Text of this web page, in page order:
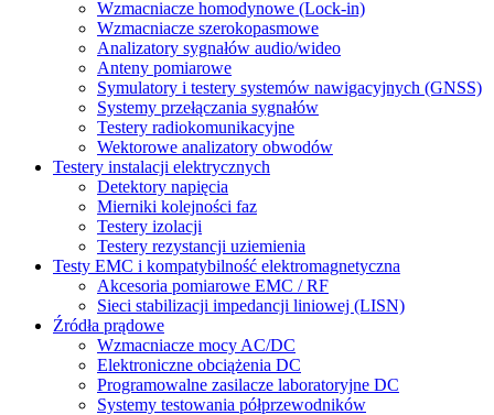
Wzmacniacze homodynowe (Lock‑in)
Wzmacniacze szerokopasmowe
Analizatory sygnałów audio/wideo
Anteny pomiarowe
Symulatory i testery systemów nawigacyjnych (GNSS)
Systemy przełączania sygnałów
Testery radiokomunikacyjne
Wektorowe analizatory obwodów
Testery instalacji elektrycznych
Detektory napięcia
Mierniki kolejności faz
Testery izolacji
Testery rezystancji uziemienia
Testy EMC i kompatybilność elektromagnetyczna
Akcesoria pomiarowe EMC / RF
Sieci stabilizacji impedancji liniowej (LISN)
Źródła prądowe
Wzmacniacze mocy AC/DC
Elektroniczne obciążenia DC
Programowalne zasilacze laboratoryjne DC
Systemy testowania półprzewodników